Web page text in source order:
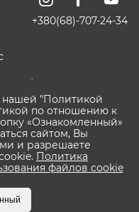
+380(68)-707-24-34
договор
оплата и
ВИШЛИСТ ВАУ
программа
нашей "Политикой
по отношению к
«Ознакомленный»
сайтом, Вы
и разрешаете
Политика
файлов cookie